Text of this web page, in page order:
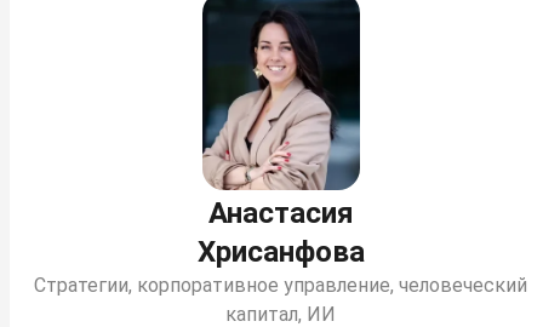
О проекте
Новости
Спикеры
Партнерство
Тарифы
Анастасия
Хрисанфова
Стратегии, корпоративное управление, человеческий
капитал, ИИ